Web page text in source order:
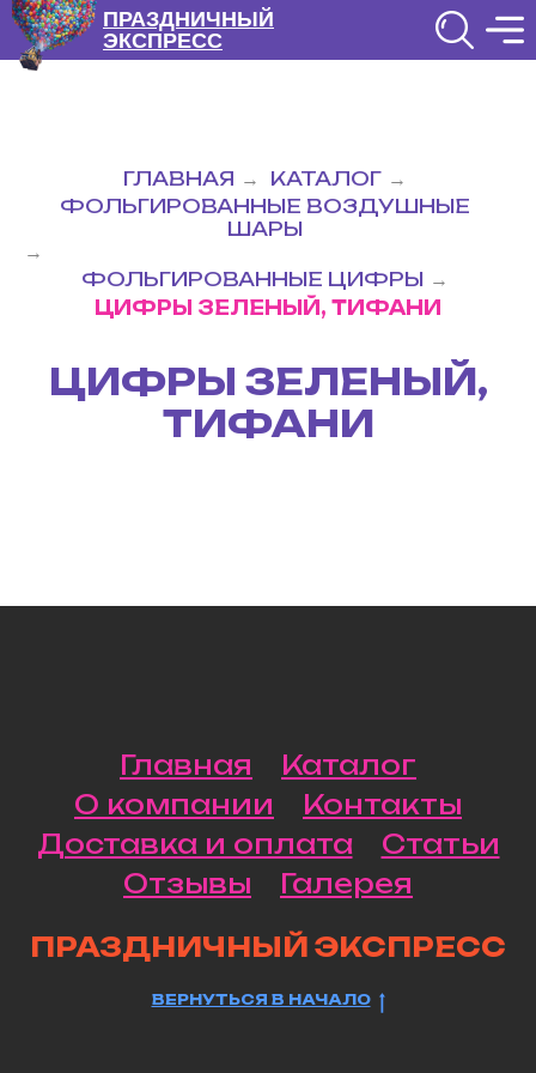
ПРАЗДНИЧНЫЙ
ЭКСПРЕСС
ГЛАВНАЯ → КАТАЛОГ →
ФОЛЬГИРОВАННЫЕ ВОЗДУШНЫЕ
ШАРЫ
→
ФОЛЬГИРОВАННЫЕ ЦИФРЫ →
ЦИФРЫ ЗЕЛЕНЫЙ, ТИФАНИ
ЦИФРЫ ЗЕЛЕНЫЙ,
ТИФАНИ
Главная
Каталог
О компании
Контакты
Доставка и оплата
Статьи
Отзывы
Галерея
ПРАЗДНИЧНЫЙ ЭКСПРЕСС
ВЕРНУТЬСЯ В НАЧАЛО